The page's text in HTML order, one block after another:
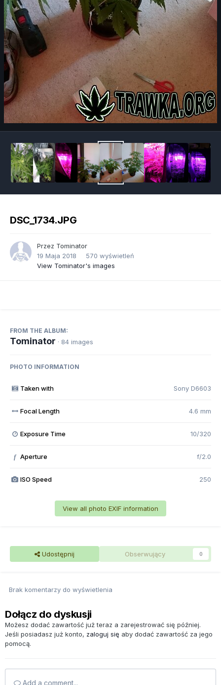
Image Tools
DSC_1734.JPG
Przez Tominator
19 Maja 2018
570 wyświetleń
View Tominator's images
FROM THE ALBUM:
Tominator · 84 images
PHOTO INFORMATION
Taken with Sony D6603
Focal Length 4.6 mm
Exposure Time 10/320
f Aperture f/2.0
ISO Speed 250
View all photo EXIF information
Udostępnij Obserwujący 0
Brak komentarzy do wyświetlenia
Dołącz do dyskusji
Możesz dodać zawartość już teraz a zarejestrować się później.
Jeśli posiadasz już konto, zaloguj się aby dodać zawartość za jego
pomocą.
Add a comment...